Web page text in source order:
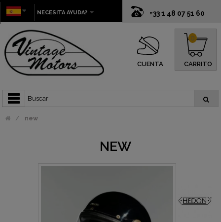
+33 1 48 07 51 60
NECESITA AYUDA?
CUENTA CARRITO
0
new
NEW